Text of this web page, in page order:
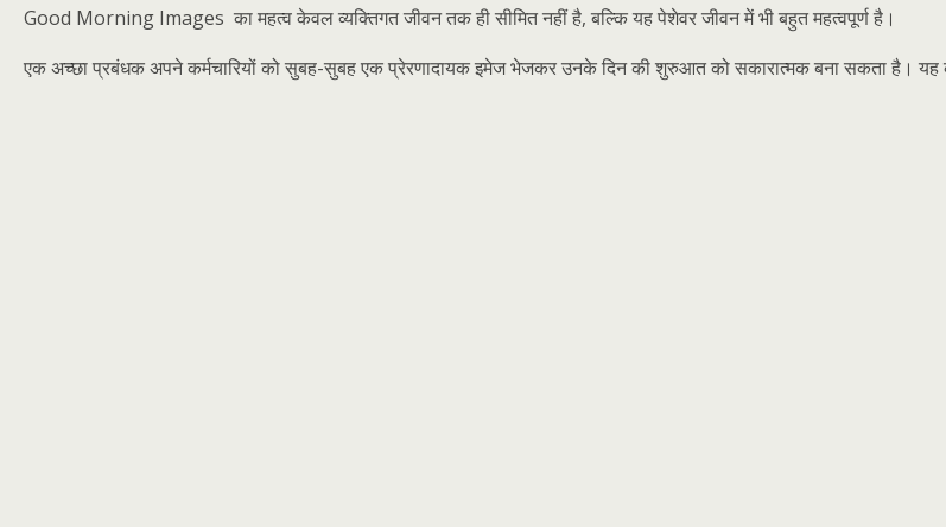
Good Morning Images का महत्व केवल व्यक्तिगत जीवन तक ही सीमित नहीं है, बल्कि यह पेशेवर जीवन में भी बहुत महत्वपूर्ण है।
एक अच्छा प्रबंधक अपने कर्मचारियों को सुबह-सुबह एक प्रेरणादायक इमेज भेजकर उनके दिन की शुरुआत को सकारात्मक बना सकता है। यह